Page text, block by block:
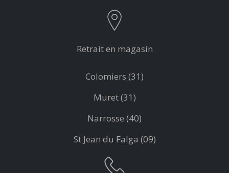
Retrait en magasin
Colomiers (31)
Muret (31)
Narrosse (40)
St Jean du Falga (09)